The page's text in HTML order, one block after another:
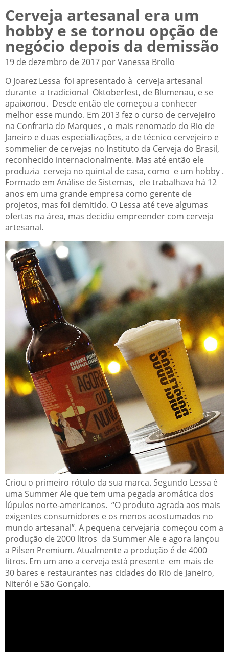
Cerveja artesanal era um
hobby e se tornou opção de
negócio depois da demissão
19 de dezembro de 2017 por Vanessa Brollo
O Joarez Lessa foi apresentado à cerveja artesanal
durante a tradicional Oktoberfest, de Blumenau, e se
apaixonou. Desde então ele começou a conhecer
melhor esse mundo. Em 2013 fez o curso de cervejeiro
na Confraria do Marques , o mais renomado do Rio de
Janeiro e duas especializações, a de técnico cervejeiro e
sommelier de cervejas no Instituto da Cerveja do Brasil,
reconhecido internacionalmente. Mas até então ele
produzia cerveja no quintal de casa, como e um hobby .
Formado em Análise de Sistemas, ele trabalhava há 12
anos em uma grande empresa como gerente de
projetos, mas foi demitido. O Lessa até teve algumas
ofertas na área, mas decidiu empreender com cerveja
artesanal.
Criou o primeiro rótulo da sua marca. Segundo Lessa é
uma Summer Ale que tem uma pegada aromática dos
lúpulos norte-americanos. “O produto agrada aos mais
exigentes consumidores e os menos acostumados no
mundo artesanal”. A pequena cervejaria começou com a
produção de 2000 litros da Summer Ale e agora lançou
a Pilsen Premium. Atualmente a produção é de 4000
litros. Em um ano a cerveja está presente em mais de
30 bares e restaurantes nas cidades do Rio de Janeiro,
Niterói e São Gonçalo.